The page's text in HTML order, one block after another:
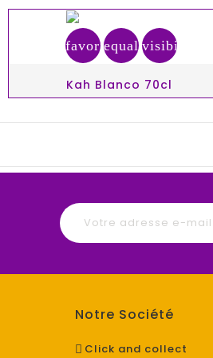
favorite_border
equalizervisibility
Kah Blanco 70cl
Notre Société
Click and collect